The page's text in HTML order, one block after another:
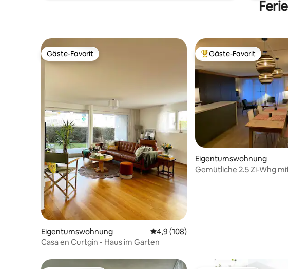
Gäste-Favorit
Gäste-Favorit
Eigentumswohnung Durchschnittliche Bewertung: 4,9 von
4,9 (108)
Casa en Curtgin - Haus im Garten
Beliebter Gäste-Favorit.
Gäste-Favorit
Eigentumswohnung
Gemütliche 2.5 Zi-Whg